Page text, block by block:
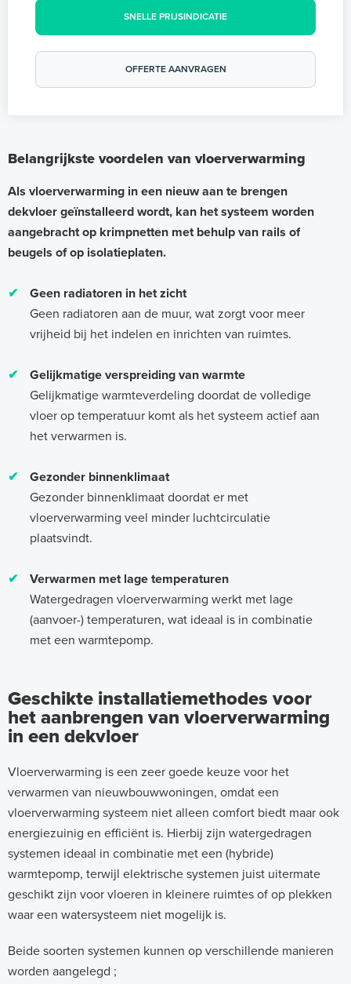
SNELLE PRIJSINDICATIE
OFFERTE AANVRAGEN
Belangrijkste voordelen van vloerverwarming
Als vloerverwarming in een nieuw aan te brengen
dekvloer geïnstalleerd wordt, kan het systeem worden
aangebracht op krimpnetten met behulp van rails of
beugels of op isolatieplaten.
✔
Geen radiatoren in het zicht
Geen radiatoren aan de muur, wat zorgt voor meer
vrijheid bij het indelen en inrichten van ruimtes.
✔
Gelijkmatige verspreiding van warmte
Gelijkmatige warmteverdeling doordat de volledige
vloer op temperatuur komt als het systeem actief aan
het verwarmen is.
✔
Gezonder binnenklimaat
Gezonder binnenklimaat doordat er met
vloerverwarming veel minder luchtcirculatie
plaatsvindt.
✔
Verwarmen met lage temperaturen
Watergedragen vloerverwarming werkt met lage
(aanvoer-) temperaturen, wat ideaal is in combinatie
met een warmtepomp.
Geschikte installatiemethodes voor
het aanbrengen van vloerverwarming
in een dekvloer
Vloerverwarming is een zeer goede keuze voor het
verwarmen van nieuwbouwwoningen, omdat een
vloerverwarming systeem niet alleen comfort biedt maar ook
energiezuinig en efficiënt is. Hierbij zijn watergedragen
systemen ideaal in combinatie met een (hybride)
warmtepomp, terwijl elektrische systemen juist uitermate
geschikt zijn voor vloeren in kleinere ruimtes of op plekken
waar een watersysteem niet mogelijk is.
Beide soorten systemen kunnen op verschillende manieren
worden aangelegd ;